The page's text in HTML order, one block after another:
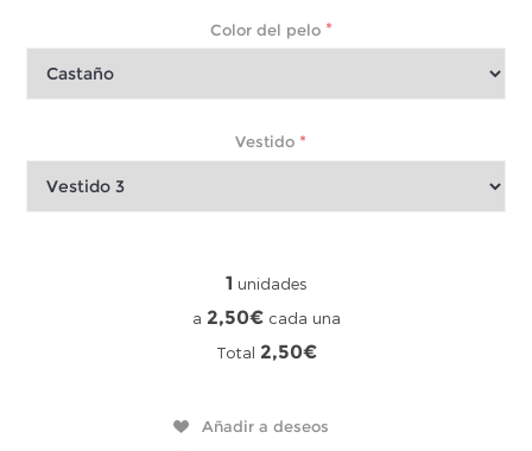
Color del pelo *
Vestido *
1 unidades
a 2,50€cada una
Total 2,50€